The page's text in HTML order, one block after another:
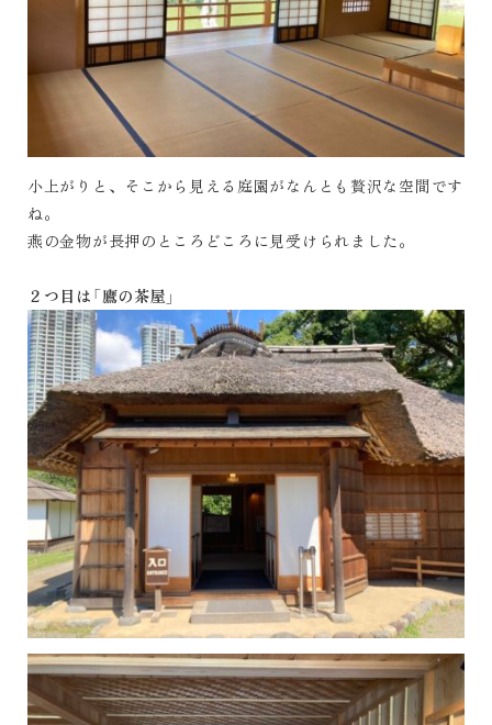
小上がりと、そこから見える庭園がなんとも贅沢な空間です
ね。
燕の金物が長押のところどころに見受けられました。
２つ目は「鷹の茶屋」